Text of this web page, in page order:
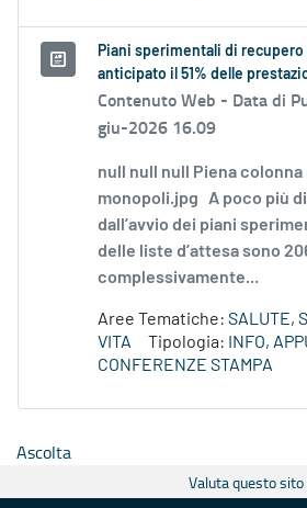
Piani sperimentali di
anticipato il 51% delle
Contenuto Web - Data di
giu-2026 16.09
null null null Piena colonna
monopoli.jpg A poco più
dall’avvio dei piani
delle liste d’attesa sono
complessivamente...
Aree Tematiche: SALUTE,
VITA
Tipologia:
INFO,
CONFERENZE STAMPA
Ascolta
Valuta questo sito